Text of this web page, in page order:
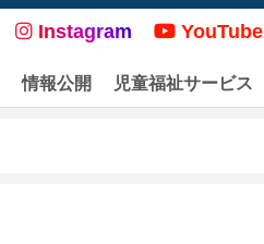
Instagram YouTube
情報公開 児童福祉サービス